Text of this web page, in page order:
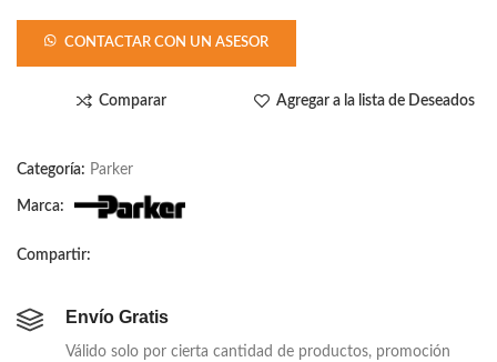
CONTACTAR CON UN ASESOR
Comparar Agregar a la lista de Deseados
Categoría: Parker
Marca:
Compartir:
Envío Gratis
Válido solo por cierta cantidad de productos, promoción